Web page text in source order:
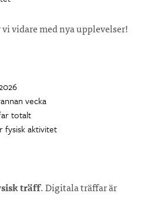
vidare med nya upplevelser!
vecka
totalt
fysisk aktivitet
träff. Digitala träffar är